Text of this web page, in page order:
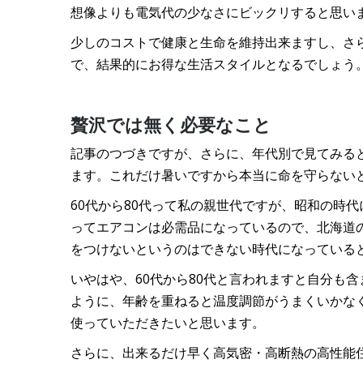
想像よりも電気代の少なさにビックリすると思
少しのコストで健康と生命を維持出来ますし、
で、結果的にお得な生活スタイルとなるでしょう
贅沢では無く必要なこと
記事のつづきですが、さらに、年代別で見てみ
ます。これだけ暑いですから本当に命を守らない
60代から80代って私の親世代ですが、昭和の時
ってエアコンは必需品になっているので、北海
をつけないというのはできない時代になってい
いやはや、60代から80代と言われますと自分も
ように、年齢を重ねると温度調節がうまくいか
使っていただきたいと思います。
さらに、出来るだけ早く高気密・高断熱の高性